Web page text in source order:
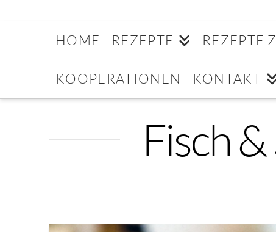
HOME REZEPTE REZEPTE
KOOPERATIONEN KONTAKT
Fisch